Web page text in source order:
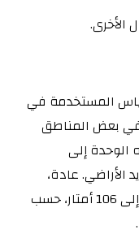
الأخرى.
المستخدمة في
بعض المناطق
الوحدة إلى
الأراضي. عادة،
مقداراً يتراوح بين 83 إلى 106 أمتار، حسب